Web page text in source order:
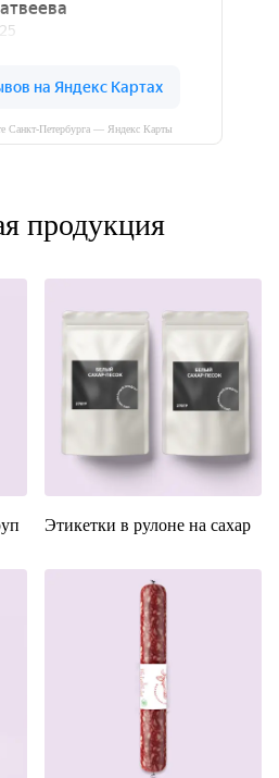
Санкт‑Петербурга — Яндекс Карты
продукция
Этикетки в рулоне на сахар